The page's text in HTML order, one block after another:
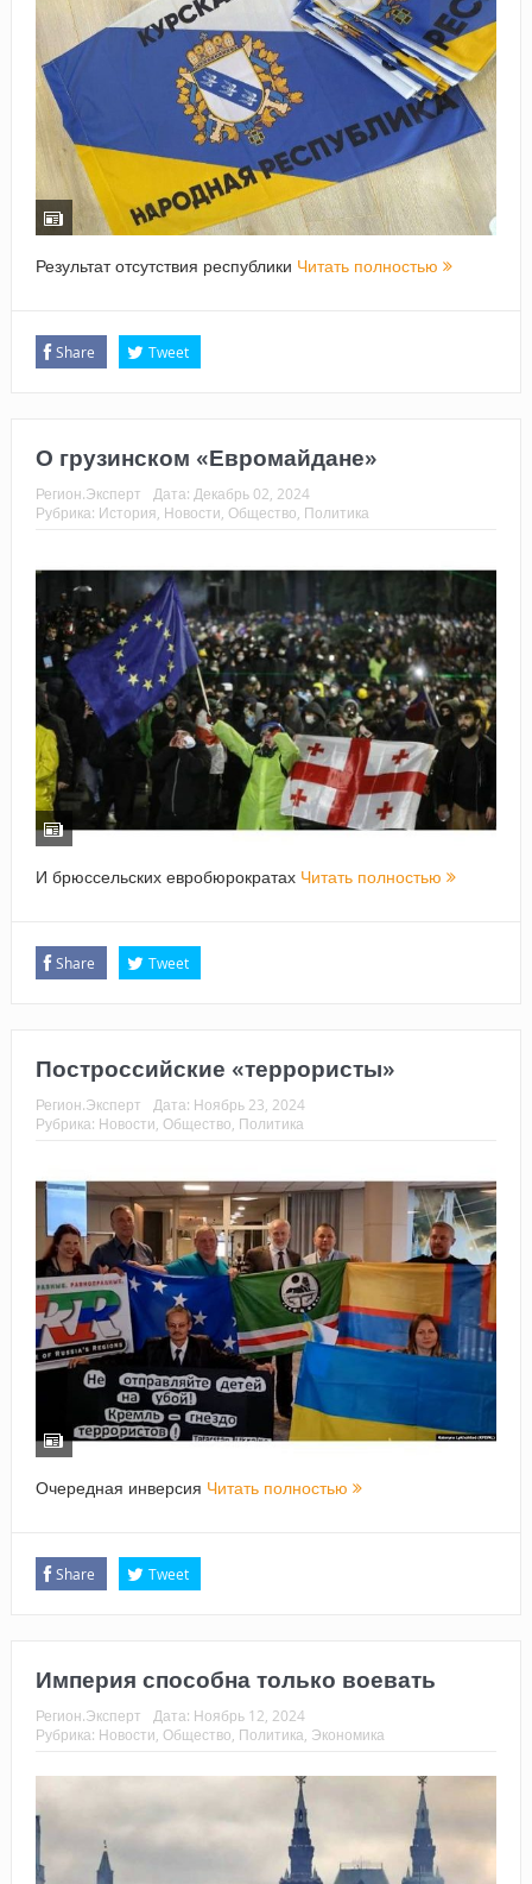
Результат отсутствия республики Читать полностью
Share Tweet
О грузинском «Евромайдане»
Регион.Эксперт Дата: Декабрь 02, 2024
Рубрика: История, Новости, Общество, Политика
И брюссельских евробюрократах Читать полностью
Share Tweet
Построссийские «террористы»
Регион.Эксперт Дата: Ноябрь 23, 2024
Рубрика: Новости, Общество, Политика
Очередная инверсия Читать полностью
Share Tweet
Империя способна только воевать
Регион.Эксперт Дата: Ноябрь 12, 2024
Рубрика: Новости, Общество, Политика, Экономика